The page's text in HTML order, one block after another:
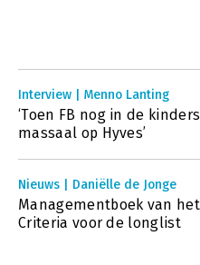
Interview | Menno Lanting
‘Toen FB nog in de
massaal op Hyves’
Nieuws | Daniëlle de Jonge
Managementboek van het
Criteria voor de longlist